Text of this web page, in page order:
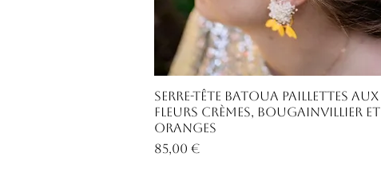
Aperçu rapide
Serre-tête Batoua paillettes aux
fleurs crèmes, bougainvillier et
oranges
Prix
85,00 €